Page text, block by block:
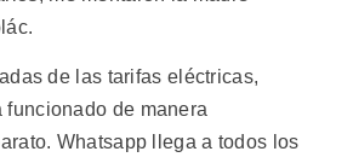
de las tarifas eléctricas,
de manera
Whatsapp llega a todos los